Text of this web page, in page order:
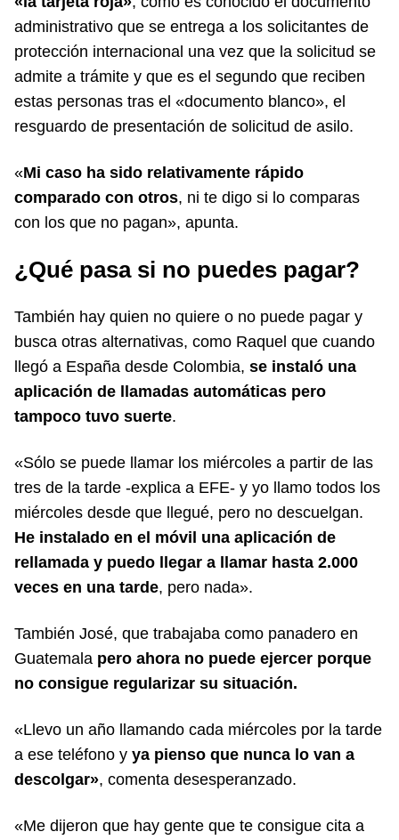
administrativo que se entrega a los solicitantes de
protección internacional una vez que la solicitud se
admite a trámite y que es el segundo que reciben
estas personas tras el «documento blanco», el
resguardo de presentación de solicitud de asilo.
«Mi caso ha sido relativamente rápido
comparado con otros, ni te digo si lo comparas
con los que no pagan», apunta.
¿Qué pasa si no puedes pagar?
También hay quien no quiere o no puede pagar y
busca otras alternativas, como Raquel que cuando
llegó a España desde Colombia, se instaló una
aplicación de llamadas automáticas pero
tampoco tuvo suerte.
«Sólo se puede llamar los miércoles a partir de las
tres de la tarde -explica a EFE- y yo llamo todos los
miércoles desde que llegué, pero no descuelgan.
He instalado en el móvil una aplicación de
rellamada y puedo llegar a llamar hasta 2.000
veces en una tarde, pero nada».
También José, que trabajaba como panadero en
Guatemala pero ahora no puede ejercer porque
no consigue regularizar su situación.
«Llevo un año llamando cada miércoles por la tarde
a ese teléfono y ya pienso que nunca lo van a
descolgar», comenta desesperanzado.
«Me dijeron que hay gente que te consigue cita a